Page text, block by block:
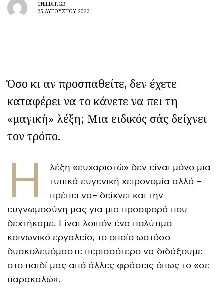
CHILDIT.GR
25 ΑΥΓΟΎΣΤΟΥ 2023
Όσο κι αν προσπαθείτε, δεν έχετε
καταφέρει να το κάνετε να πει τη
«μαγική» λέξη; Μια ειδικός σάς δείχνει
τον τρόπο.
Η
λέξη «ευχαριστώ» δεν είναι μόνο μια
τυπικά ευγενική χειρονομία αλλά –
πρέπει να– δείχνει και την
ευγνωμοσύνη μας για μια προσφορά που
δεχτήκαμε. Είναι λοιπόν ένα πολύτιμο
κοινωνικό εργαλείο, το οποίο ωστόσο
δυσκολευόμαστε περισσότερο να διδάξουμε
στο παιδί μας από άλλες φράσεις όπως το «σε
παρακαλώ».